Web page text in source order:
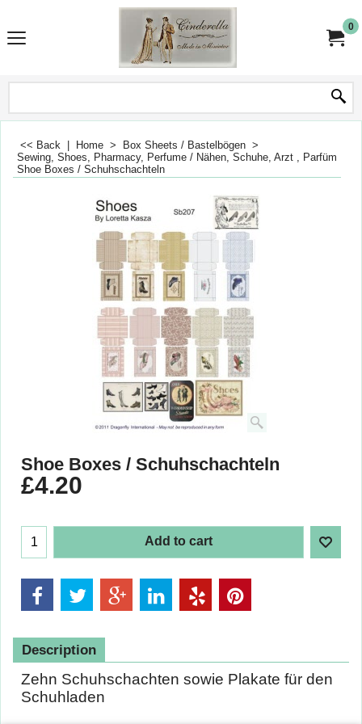
0
<< Back Home > Box Sheets / Bastelbögen >
Sewing, Shoes, Pharmacy, Perfume / Nähen, Schuhe, Arzt , Parfüm
Shoe Boxes / Schuhschachteln
Shoe Boxes / Schuhschachteln
£4.20
Add to cart
Description
Zehn Schuhschachten sowie Plakate für den
Schuhladen